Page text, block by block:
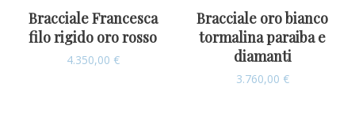
Bracciale Francesca
filo rigido oro rosso
4.350,00 €
Bracciale oro bianco
tormalina paraiba e
diamanti
3.760,00 €